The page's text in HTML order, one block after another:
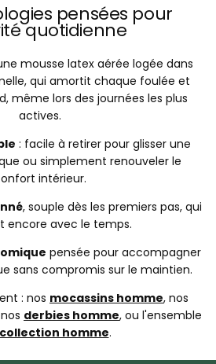
pensées pour
quotidienne
mousse latex aérée logée dans
qui amortit chaque foulée et
même lors des journées les plus
actives.
: facile à retirer pour glisser une
ou simplement renouveler le
intérieur.
, souple dès les premiers pas, qui
encore avec le temps.
pensée pour accompagner
sans compromis sur le maintien.
: nos mocassins homme, nos
derbies homme, ou l'ensemble
collection homme.